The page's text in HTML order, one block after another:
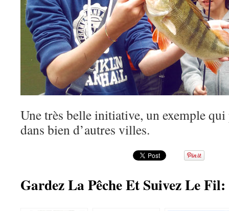
Une très belle initiative, un exemple
dans bien d’autres villes.
Gardez La Pêche Et Suivez Le Fil: